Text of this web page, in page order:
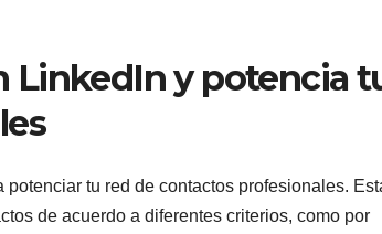
LinkedIn y potencia
tu red de contactos profesionales.
de acuerdo a diferentes criterios, como por